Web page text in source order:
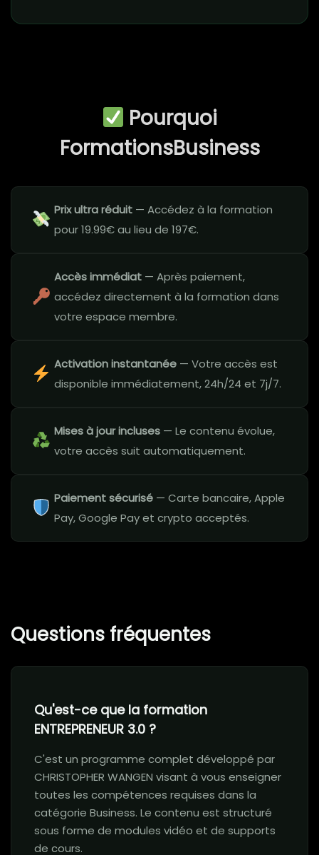
Pourquoi
FormationsBusiness
Prix ultra réduit — Accédez à la formation
pour 19.99€ au lieu de 197€.
Accès immédiat — Après paiement,
accédez directement à la formation dans
votre espace membre.
Activation instantanée — Votre accès est
disponible immédiatement, 24h/24 et 7j/7.
Mises à jour incluses — Le contenu évolue,
votre accès suit automatiquement.
Paiement sécurisé — Carte bancaire, Apple
Pay, Google Pay et crypto acceptés.
Questions fréquentes
Qu'est-ce que la formation
ENTREPRENEUR 3.0 ?
C'est un programme complet développé par
CHRISTOPHER WANGEN visant à vous enseigner
toutes les compétences requises dans la
catégorie Business. Le contenu est structuré
sous forme de modules vidéo et de supports
de cours.